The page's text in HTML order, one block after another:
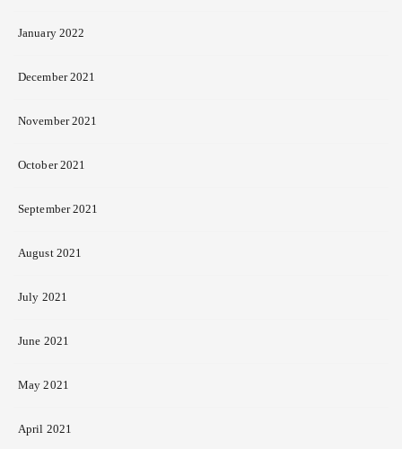
January 2022
December 2021
November 2021
October 2021
September 2021
August 2021
July 2021
June 2021
May 2021
April 2021